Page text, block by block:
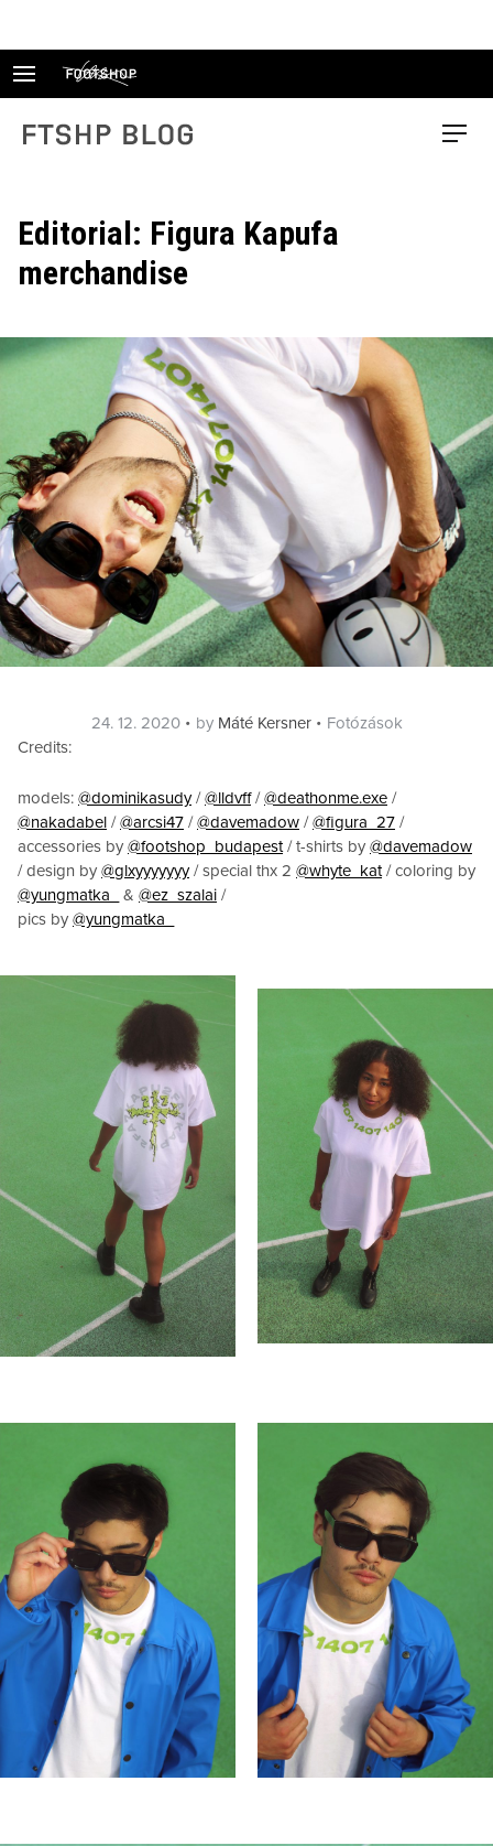
FTSHP blog Menu
Editorial: Figura Kapufa
merchandise
Posted
24. 12. 2020 by Máté Kersner Categories
Fotózások
Credits:
models: @dominikasudy/@lldvff/@deathonme.exe /
@nakadabel /@arcsi47 /@davemadow /@figura_27 /
accessories by @footshop_budapest/ t-shirts by @davemadow
/ design by @glxyyyyyyy/ special thx 2 @whyte_kat/ coloring by
@yungmatka_
& @ez_szalai /
pics by @yungmatka_